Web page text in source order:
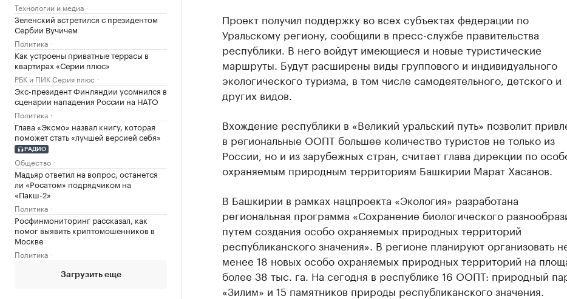
Технологии и медиа
Зеленский встретился с президентом
Сербии Вучичем
Политика
Как устроены приватные террасы в
квартирах «Серии плюс»
РБК и ПИК Серия плюс
Экс-президент Финляндии усомнился в
сценарии нападения России на НАТО
Политика
Глава «Эксмо» назвал книгу, которая
поможет стать «лучшей версией себя»
РАДИО
Общество
Мадьяр ответил на вопрос, останется
ли «Росатом» подрядчиком на
«Пакш-2»
Политика
Росфинмониторинг рассказал, как
помог выявить криптомошенников в
Москве
Политика
Загрузить еще
Проект получил поддержку во всех субъектах федерации по
Уральскому региону, сообщили в пресс-службе правительства
республики. В него войдут имеющиеся и новые туристические
маршруты. Будут расширены виды группового и индивидуального
экологического туризма, в том числе самодеятельного, детского и
других видов.
Вхождение республики в «Великий уральский путь» позволит
в региональные ООПТ большее количество туристов не только из
России, но и из зарубежных стран, считает глава дирекции по
охраняемым природным территориям Башкирии Марат Хасанов.
В Башкирии в рамках нацпроекта «Экология» разработана
региональная программа «Сохранение биологического
путем создания особо охраняемых природных территорий
республиканского значения». В регионе планируют организовать
менее 18 новых особо охраняемых природных территорий на
более 38 тыс. га. На сегодня в республике 16 ООПТ: природный
«Зилим» и 15 памятников природы республиканского значения.